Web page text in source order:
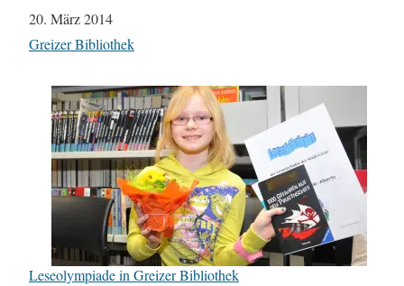
Datum
20. März 2014
In Bezug auf
Greizer Bibliothek
Leseolympiade in Greizer Bibliothek